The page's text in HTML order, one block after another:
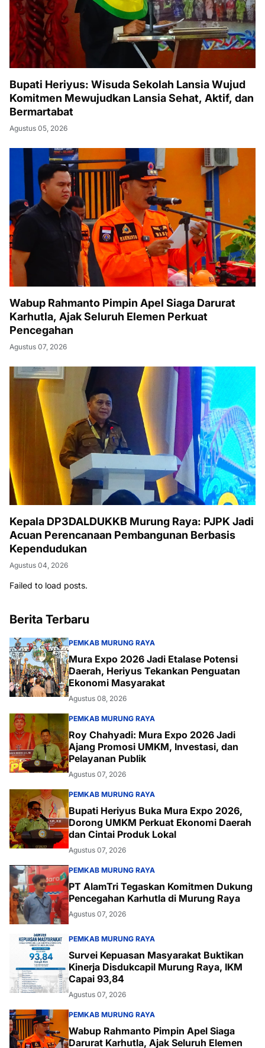
Bupati Heriyus: Wisuda Sekolah Lansia Wujud
Komitmen Mewujudkan Lansia Sehat, Aktif, dan
Bermartabat
Agustus 05, 2026
Wabup Rahmanto Pimpin Apel Siaga Darurat
Karhutla, Ajak Seluruh Elemen Perkuat
Pencegahan
Agustus 07, 2026
Kepala DP3DALDUKKB Murung Raya: PJPK Jadi
Acuan Perencanaan Pembangunan Berbasis
Kependudukan
Agustus 04, 2026
Failed to load posts.
Berita Terbaru
PEMKAB MURUNG RAYA
Mura Expo 2026 Jadi Etalase Potensi
Daerah, Heriyus Tekankan Penguatan
Ekonomi Masyarakat
Agustus 08, 2026
PEMKAB MURUNG RAYA
Roy Chahyadi: Mura Expo 2026 Jadi
Ajang Promosi UMKM, Investasi, dan
Pelayanan Publik
Agustus 07, 2026
PEMKAB MURUNG RAYA
Bupati Heriyus Buka Mura Expo 2026,
Dorong UMKM Perkuat Ekonomi Daerah
dan Cintai Produk Lokal
Agustus 07, 2026
PEMKAB MURUNG RAYA
PT AlamTri Tegaskan Komitmen Dukung
Pencegahan Karhutla di Murung Raya
Agustus 07, 2026
PEMKAB MURUNG RAYA
Survei Kepuasan Masyarakat Buktikan
Kinerja Disdukcapil Murung Raya, IKM
Capai 93,84
Agustus 07, 2026
PEMKAB MURUNG RAYA
Wabup Rahmanto Pimpin Apel Siaga
Darurat Karhutla, Ajak Seluruh Elemen